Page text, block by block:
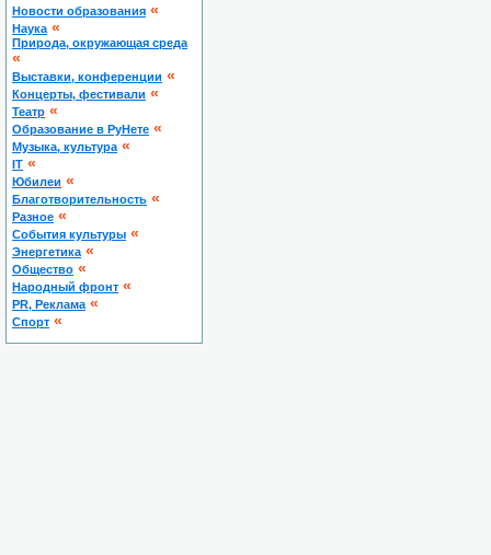
Новости образования «
Наука «
Природа, окружающая среда
«
Выставки, конференции «
Концерты, фестивали «
Театр «
Образование в РуНете «
Музыка, культура «
IT «
Юбилеи «
Благотворительность «
Разное «
Cобытия культуры «
Энергетика «
Общество «
Народный фронт «
PR, Реклама «
Спорт «